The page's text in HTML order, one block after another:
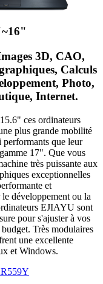
3D, CAO,
Calculs
Photo,
Internet.
ces ordinateurs
plus grande mobilité
performants que leur
17". Que vous
très puissante aux
exceptionnelles
et
développement ou la
EJIAYU sont
pour s'ajuster à vos
Très modulaires
une excellente
et Windows.